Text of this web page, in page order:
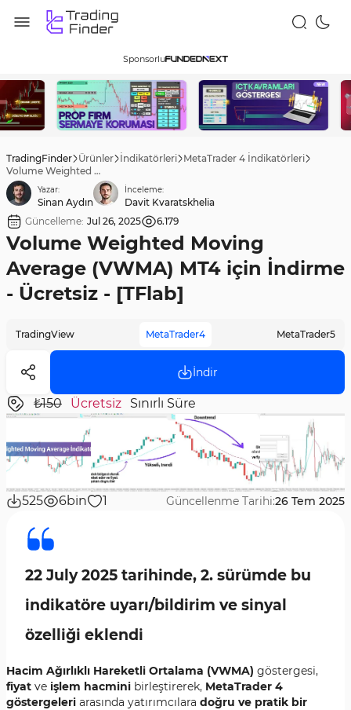
Sponsorlu
TradingFinder Ürünler İndikatörleri MetaTrader 4 İndikatörleri
Volume Weighted Moving Average (VWMA) MT4 için İndirme - Ücretsiz - [TFlab]
Yazar:
Sinan Aydın
İnceleme:
Davit Kvaratskhelia
Güncelleme: Jul 26, 2025 6.179
Volume Weighted Moving
Average (VWMA) MT4 için İndirme
- Ücretsiz - [TFlab]
TradingView MetaTrader4 MetaTrader5
İndir
₺150 Ücretsiz Sınırlı Süre
525 6bin 1 Güncellenme Tarihi:26 Tem 2025
22 July 2025 tarihinde, 2. sürümde bu
indikatöre uyarı/bildirim ve sinyal
özelliği eklendi
Hacim Ağırlıklı Hareketli Ortalama (VWMA) göstergesi,
fiyat ve işlem hacmini birleştirerek, MetaTrader 4
göstergeleri arasında yatırımcılara doğru ve pratik bir